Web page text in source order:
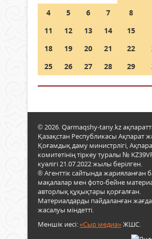
4
5 6 7 8
11
12 13 14 15
18
19 20 21 22
25
26 27 28 29
© 2026. Qarmaqshy-tany.kz
Қазақстан Республикасы Ақпарат
Қоғамдық даму министрлігі,
комитетінің тіркеу туралы №
куәлігі 21.07.2022 жылы берілген.
® Агенттік сайтында жарияланған
мақалалар мен фото-бейне
авторлық құқықтары қорғалған.
Материалдарды пайдаланған
жасалуы міндетті.
Меншік иесі:«Сыр медиа»ЖШС.